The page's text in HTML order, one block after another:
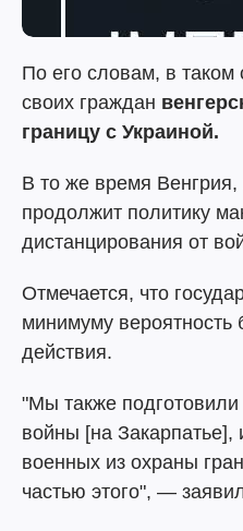
По его словам, в
своих граждан
границу с Украиной.
В то же время
продолжит политику
дистанцирования от
Отмечается, что
минимуму
действия.
"Мы также
войны [на Закарпатье],
военных из охраны
частью этого", —